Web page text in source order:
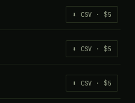
⬇ CSV · $5
⬇ CSV · $5
⬇ CSV · $5